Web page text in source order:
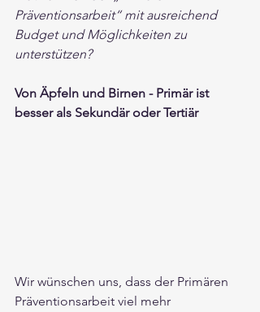
Präventionsarbeit“ mit ausreichend
Budget und Möglichkeiten zu
unterstützen?
Von Äpfeln und Birnen - Primär ist
besser als Sekundär oder Tertiär
Wir wünschen uns, dass der Primären
Präventionsarbeit viel mehr